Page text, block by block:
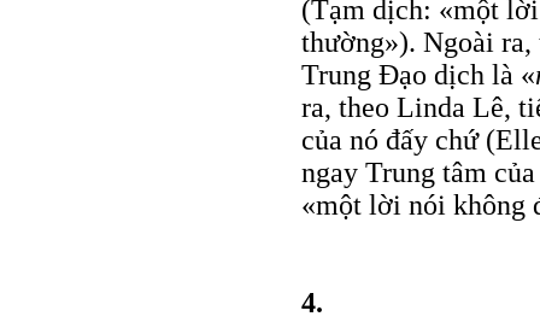
(Tạm dịch: «một
thường»). Ngoài
Trung Đạo dịch là «
ra, theo Linda Lê,
của nó đấy chứ
ngay Trung tâm
«một lời nói không
4.